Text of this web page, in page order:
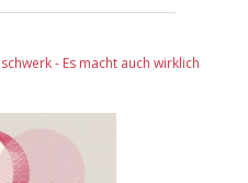
- Es macht auch wirklich